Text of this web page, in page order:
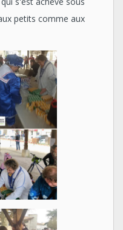
petits comme aux